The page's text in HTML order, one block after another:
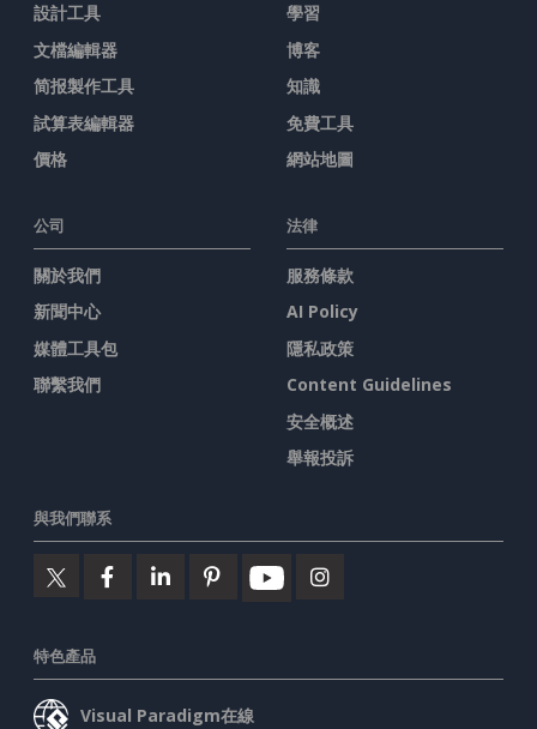
設計工具
文檔編輯器
简报製作工具
試算表編輯器
價格
學習
博客
知識
免費工具
網站地圖
公司
關於我們
新聞中心
媒體工具包
聯繫我們
法律
服務條款
AI Policy
隱私政策
Content Guidelines
安全概述
舉報投訴
與我們聯系
特色產品
Visual Paradigm在線